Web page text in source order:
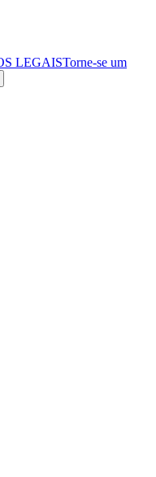
LEGAISTorne-se um